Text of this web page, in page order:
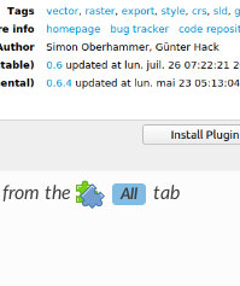
from the All tab